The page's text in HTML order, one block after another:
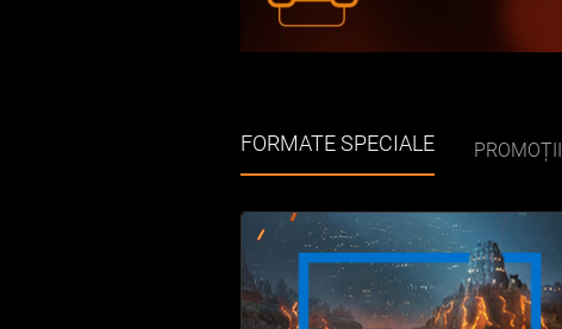
FORMATE SPECIALE PROMOȚII